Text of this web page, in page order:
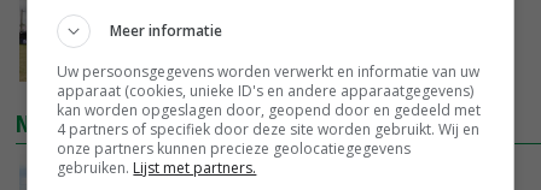
laserwieder
NIEUWSTE VIDEO'S
POAH! John Deere 7730
Meer informatie
Uw persoonsgegevens worden verwerkt en informatie van uw
apparaat (cookies, unieke ID's en andere apparaatgegevens)
kan worden opgeslagen door, geopend door en gedeeld met
4 partners of specifiek door deze site worden gebruikt. Wij en
onze partners kunnen precieze geolocatiegegevens
gebruiken. Lijst met partners.